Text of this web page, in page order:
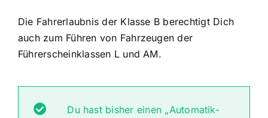
Die Fahrerlaubnis der Klasse B berechtigt Dich
auch zum Führen von Fahrzeugen der
Führerscheinklassen L und AM.
Du hast bisher einen „Automatik-